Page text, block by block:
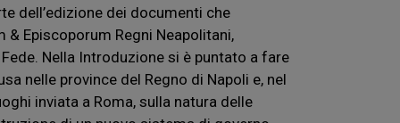
dell’edizione dei documenti che
Episcoporum Regni Neapolitani,
Nella Introduzione si è puntato a fare
nelle province del Regno di Napoli e, nel
inviata a Roma, sulla natura delle